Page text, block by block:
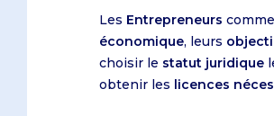
Les Entrepreneurs
économique, leurs
choisir le statut juridique
obtenir les licences